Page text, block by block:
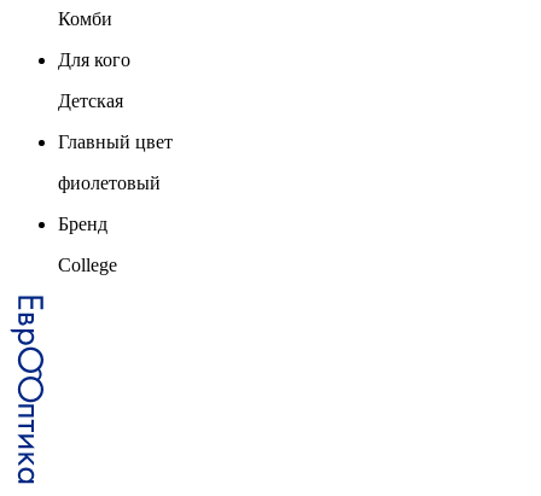
Комби
Для кого
Детская
Главный цвет
фиолетовый
Бренд
College